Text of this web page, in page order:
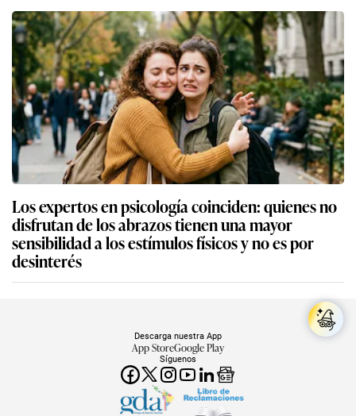
Los expertos en psicología coinciden: quienes no
disfrutan de los abrazos tienen una mayor
sensibilidad a los estímulos físicos y no es por
desinterés
Síguenos
Descarga nuestra App
App StoreGoogle Play